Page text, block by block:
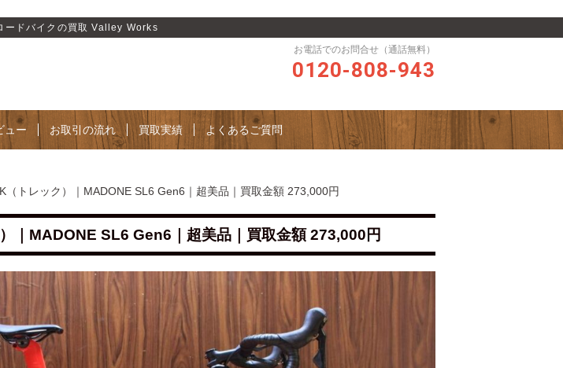
ドバイクの買取 Valley Works
お電話でのお問合せ（通話無料）
0120-808-943
ュー お取引の流れ 買取実績 よくあるご質問
（トレック）｜MADONE SL6 Gen6｜超美品｜買取金額 273,000円
｜MADONE SL6 Gen6｜超美品｜買取金額 273,000円